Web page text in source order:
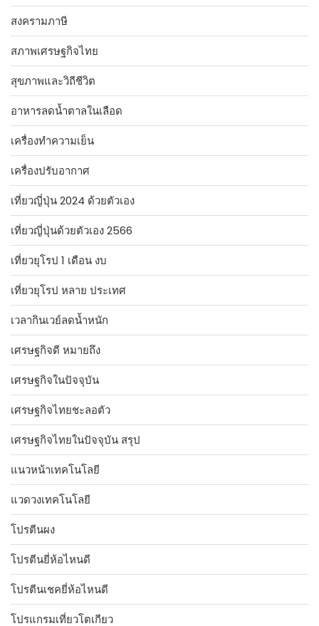
สงครามภาษี
สภาพเศรษฐกิจไทย
สุขภาพและวิถีชีวิต
อาหารลดน้ำตาลในเลือด
เครื่องทำความเย็น
เครื่องปรับอากาศ
เที่ยวญี่ปุ่น 2024 ด้วยตัวเอง
เที่ยวญี่ปุ่นด้วยตัวเอง 2566
เที่ยวยุโรป 1 เดือน งบ
เที่ยวยุโรป หลาย ประเทศ
เวลากินเวย์ลดน้ำหนัก
เศรษฐกิจดี หมายถึง
เศรษฐกิจในปัจจุบัน
เศรษฐกิจไทยชะลอตัว
เศรษฐกิจไทยในปัจจุบัน สรุป
แนวหน้าเทคโนโลยี
แวดวงเทคโนโลยี
โปรตีนผง
โปรตีนยี่ห้อไหนดี
โปรตีนเชคยี่ห้อไหนดี
โปรแกรมเที่ยวโตเกียว